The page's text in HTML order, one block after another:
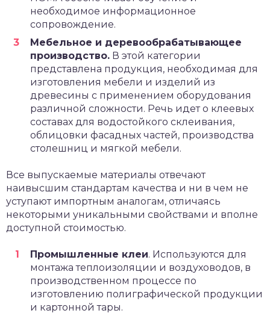
необходимое информационное
сопровождение.
Мебельное и деревообрабатывающее
производство. В этой категории
представлена продукция, необходимая для
изготовления мебели и изделий из
древесины с применением оборудования
различной сложности. Речь идет о клеевых
составах для водостойкого склеивания,
облицовки фасадных частей, производства
столешниц и мягкой мебели.
Все выпускаемые материалы отвечают
наивысшим стандартам качества и ни в чем не
уступают импортным аналогам, отличаясь
некоторыми уникальными свойствами и вполне
доступной стоимостью.
Промышленные клеи. Используются для
монтажа теплоизоляции и воздуховодов, в
производственном процессе по
изготовлению полиграфической продукции
и картонной тары.